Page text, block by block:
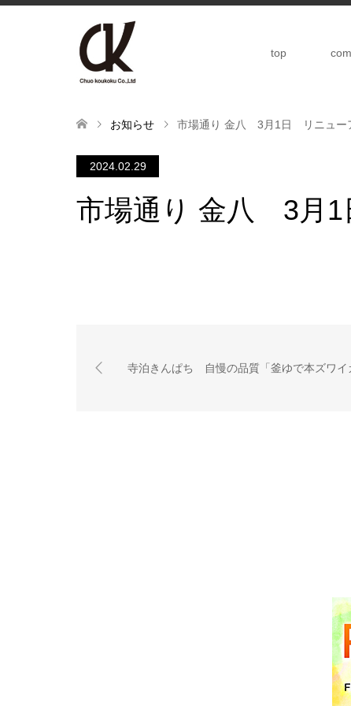
top
お知らせ 市場通り 金八 3月1日 リニュー
2024.02.29
市場通り 金八 3月
寺泊きんぱち 自慢の品質「釜ゆで本ズワイ